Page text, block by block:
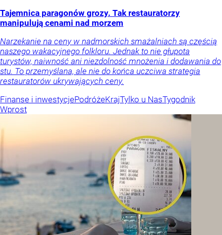
Tajemnica paragonów grozy. Tak restauratorzy
manipulują cenami nad morzem
Narzekanie na ceny w nadmorskich smażalniach są częścią
naszego wakacyjnego folkloru. Jednak to nie głupota
turystów, naiwność ani niezdolność mnożenia i dodawania do
stu. To przemyślana, ale nie do końca uczciwa strategia
restauratorów ukrywających ceny.
Finanse i inwestycjePodróżeKrajTylko u NasTygodnik
Wprost